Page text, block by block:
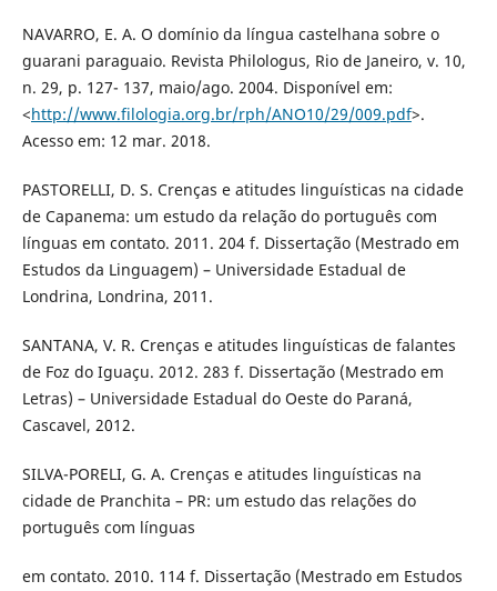
NAVARRO, E. A. O domínio da língua castelhana sobre o
guarani paraguaio. Revista Philologus, Rio de Janeiro, v. 10,
n. 29, p. 127- 137, maio/ago. 2004. Disponível em:
<http://www.filologia.org.br/rph/ANO10/29/009.pdf>.
Acesso em: 12 mar. 2018.
PASTORELLI, D. S. Crenças e atitudes linguísticas na cidade
de Capanema: um estudo da relação do português com
línguas em contato. 2011. 204 f. Dissertação (Mestrado em
Estudos da Linguagem) – Universidade Estadual de
Londrina, Londrina, 2011.
SANTANA, V. R. Crenças e atitudes linguísticas de falantes
de Foz do Iguaçu. 2012. 283 f. Dissertação (Mestrado em
Letras) – Universidade Estadual do Oeste do Paraná,
Cascavel, 2012.
SILVA-PORELI, G. A. Crenças e atitudes linguísticas na
cidade de Pranchita – PR: um estudo das relações do
português com línguas
em contato. 2010. 114 f. Dissertação (Mestrado em Estudos